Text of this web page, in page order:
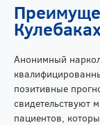
Анонимный
позитивные
свидетельствуют
пациентов,